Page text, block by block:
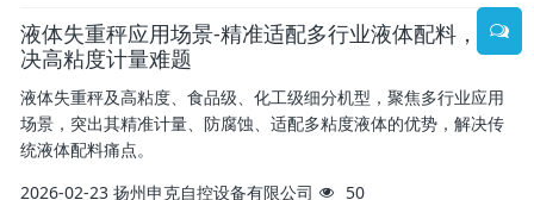
液体失重秤应用场景-精准适配多行业液体配料，解
决高粘度计量难题
液体失重秤及高粘度、食品级、化工级细分机型，聚焦多行业应用
场景，突出其精准计量、防腐蚀、适配多粘度液体的优势，解决传
统液体配料痛点。
2026-02-23 扬州申克自控设备有限公司 50